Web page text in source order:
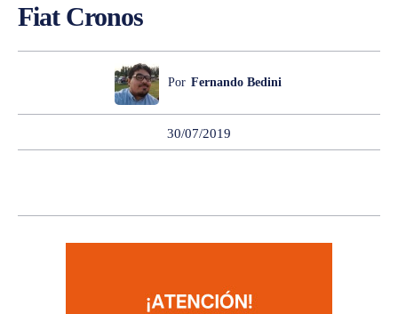
Fiat Cronos
Por Fernando Bedini
30/07/2019